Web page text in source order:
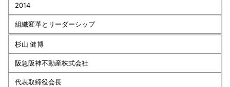
2014
組織変革とリーダーシップ
杉山 健博
阪急阪神不動産株式会社
代表取締役会長